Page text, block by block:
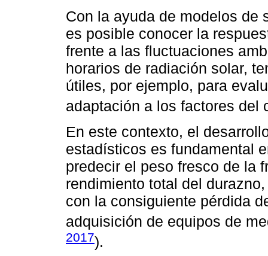
Con la ayuda de modelos de
es posible conocer la
frente a las fluctuaciones
horarios de radiación solar,
útiles, por ejemplo, para
adaptación a los factores del
En este contexto, el
estadísticos es fundamental
predecir el peso fresco de la
rendimiento total del
con la consiguiente pérdida
adquisición de equipos de
2017).